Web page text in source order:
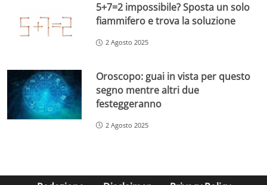
5+7=2 impossibile? Sposta un solo
fiammifero e trova la soluzione
2 Agosto 2025
Oroscopo: guai in vista per questo
segno mentre altri due
festeggeranno
2 Agosto 2025